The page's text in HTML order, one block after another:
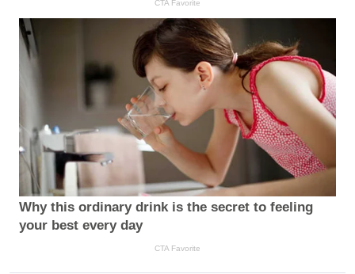
CTA Favorite
Why this ordinary drink is the secret to feeling
your best every day
CTA Favorite